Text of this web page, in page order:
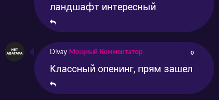
ландшафт интересный
Divay Мощный Комментатор 0
Классный опенинг, прям зашел